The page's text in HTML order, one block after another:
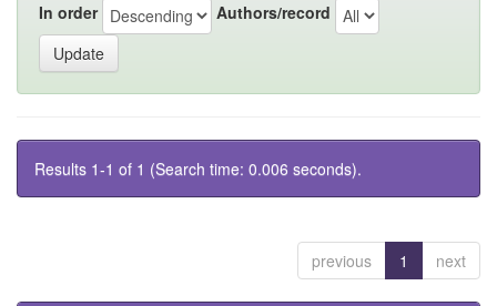
In order Authors/record
Results 1-1 of 1 (Search time: 0.006 seconds).
previous 1 next